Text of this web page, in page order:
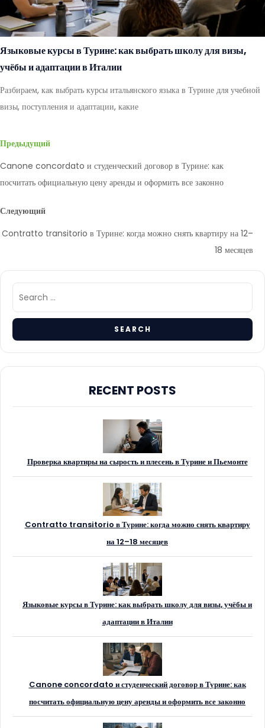
Языковые курсы в Турине: как выбрать школу для визы,
учёбы и адаптации в Италии
Разбираем, как выбрать курсы итальянского языка в Турине для учебной
визы, поступления и адаптации, какие
Предыдущий
Canone concordato и студенческий договор в Турине: как
посчитать официальную цену аренды и оформить все законно
Следующий
Contratto transitorio в Турине: когда можно снять квартиру на 12–
18 месяцев
RECENT POSTS
Проверка квартиры на сырость и плесень в Турине и Пьемонте
Contratto transitorio в Турине: когда можно снять квартиру
на 12–18 месяцев
Языковые курсы в Турине: как выбрать школу для визы, учёбы и
адаптации в Италии
Canone concordato и студенческий договор в Турине: как
посчитать официальную цену аренды и оформить все законно